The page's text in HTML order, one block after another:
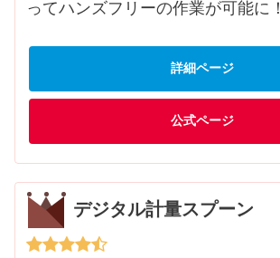
ってハンズフリーの作業が可能に！
詳細ページ
公式ページ
デジタル計量スプーン